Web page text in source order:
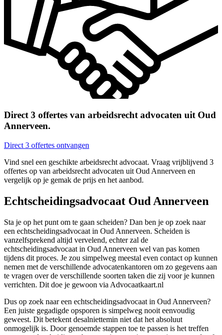
Direct 3 offertes van arbeidsrecht advocaten uit Oud
Annerveen.
Direct 3 offertes ontvangen
Vind snel een geschikte arbeidsrecht advocaat. Vraag vrijblijvend 3
offertes op van arbeidsrecht advocaten uit Oud Annerveen en
vergelijk op je gemak de prijs en het aanbod.
Echtscheidingsadvocaat Oud Annerveen
Sta je op het punt om te gaan scheiden? Dan ben je op zoek naar
een echtscheidingsadvocaat in Oud Annerveen. Scheiden is
vanzelfsprekend altijd vervelend, echter zal de
echtscheidingsadvocaat in Oud Annerveen wel van pas komen
tijdens dit proces. Je zou simpelweg meestal even contact op kunnen
nemen met de verschillende advocatenkantoren om zo gegevens aan
te vragen over de verschillende soorten taken die zij voor je kunnen
verrichten. Dit doe je gewoon via Advocaatkaart.nl
Dus op zoek naar een echtscheidingsadvocaat in Oud Annerveen?
Een juiste gegadigde opsporen is simpelweg nooit eenvoudig
geweest. Dit betekent desalniettemin niet dat het absoluut
onmogelijk is. Door genoemde stappen toe te passen is het treffen